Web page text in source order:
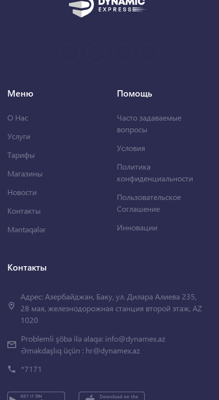
Меню
О Нас
Услуги
Тарифы
Магазины
Новости
Контакты
Məntəqələr
Помощь
Часто задаваемые
вопросы
Условия
Политика
конфиденциальности
Пользовательское
Соглашение
Инновации
Контакты
Адрес: Азербайджан, Баку, ул. Дилара Алиева 235,
28 мая, железнодорожная станция второй этаж, AZ
1020
Problemli şöbə ilə əlaqə: info@dynamex.az
Əməkdaşlıq üçün : hr@dynamex.az
*7171